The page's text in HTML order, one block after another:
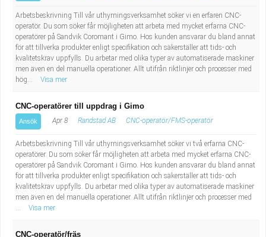
Arbetsbeskrivning Till vår uthyrningsverksamhet söker vi en erfaren CNC-
operatör. Du som söker får möjligheten att arbeta med mycket erfarna CNC-
operatörer på Sandvik Coromant i Gimo. Hos kunden ansvarar du bland annat
för att tillverka produkter enligt specifikation och säkerställer att tids- och
kvalitetskrav uppfylls. Du arbetar med olika typer av automatiserade maskiner
men även en del manuella operationer. Allt utifrån riktlinjer och processer med
hög...
Visa mer
CNC-operatörer till uppdrag i Gimo
Ansök Apr 8 Randstad AB CNC-operatör/FMS-operatör
Arbetsbeskrivning Till vår uthyrningsverksamhet söker vi två erfarna CNC-
operatörer. Du som söker får möjligheten att arbeta med mycket erfarna CNC-
operatörer på Sandvik Coromant i Gimo. Hos kunden ansvarar du bland annat
för att tillverka produkter enligt specifikation och säkerställer att tids- och
kvalitetskrav uppfylls. Du arbetar med olika typer av automatiserade maskiner
men även en del manuella operationer. Allt utifrån riktlinjer och processer med
...
Visa mer
CNC-operatör/fräs